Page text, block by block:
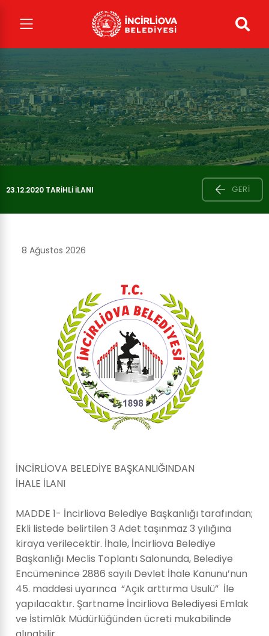
23.12.2020 TARIHLI İLANI GERI
8 Ağustos 2026
İNCİRLİOVA BELEDİYE BAŞKANLIĞINDAN
İHALE İLANI
MADDE 1- İncirliova Belediye Başkanlığı tarafından;
Ekli listede belirtilen 3 Adet taşınmaz 3 yılığına
kiraya verilecektir. İhale, İncirliova Belediye
Başkanlığı Meclis Toplantı Salonunda, Belediye
Encümenince 2886 sayılı Devlet İhale Kanunu’nun
45. maddesi uyarınca “Açık arttırma Usulü” İle
yapılacaktır. Şartname İncirliova Belediyesi Emlak
ve İstimlâk Müdürlüğünden ücreti mukabilinde